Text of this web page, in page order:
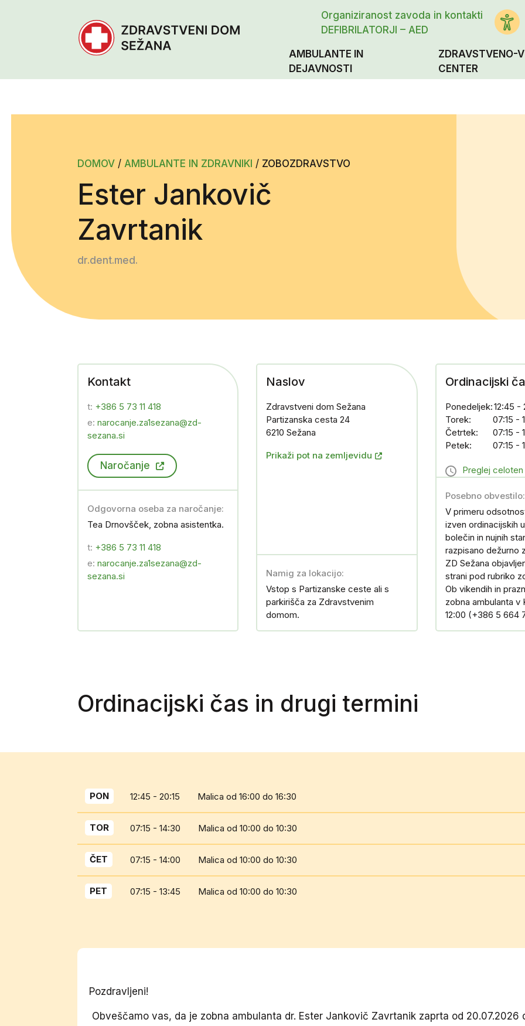
Organiziranost zavoda in kontakti
DEFIBRILATORJI – AED
AMBULANTE IN
DEJAVNOSTI
ZDRAVSTVENO-
CENTER
DOMOV / AMBULANTE IN ZDRAVNIKI / ZOBOZDRAVSTVO
Ester Jankovič
Zavrtanik
dr.dent.med.
Kontakt
t: +386 5 73 11 418
e: narocanje.za1sezana@zd-
sezana.si
Naročanje
Odgovorna oseba za naročanje:
Tea Drnovšček, zobna asistentka.
t: +386 5 73 11 418
e: narocanje.za1sezana@zd-
sezana.si
Naslov
Zdravstveni dom Sežana
Partizanska cesta 24
6210 Sežana
Prikaži pot na zemljevidu
Namig za lokacijo:
Vstop s Partizanske ceste ali s
parkirišča za Zdravstvenim
domom.
Ordinacijski
Ponedeljek:12:45 -
Torek:
07:15 -
Četrtek:
07:15 -
Petek:
07:15 -
Preglej
Posebno obvestilo:
V primeru
izven ordinacijskih
bolečin in nujnih
razpisano dežurno
ZD Sežana
strani pod rubriko
Ob vikendih in
zobna ambulanta v
12:00 (+386 5 664
Ordinacijski čas in drugi termini
PON 12:45 - 20:15 Malica od 16:00 do 16:30
TOR 07:15 - 14:30 Malica od 10:00 do 10:30
ČET 07:15 - 14:00 Malica od 10:00 do 10:30
PET 07:15 - 13:45 Malica od 10:00 do 10:30
Pozdravljeni!
Obveščamo vas, da je zobna ambulanta dr. Ester Jankovič Zavrtanik zaprta od 20.07.2026